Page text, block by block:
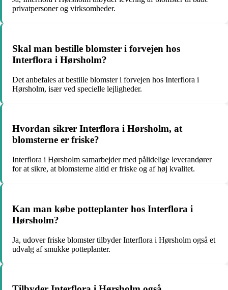
privatpersoner og virksomheder.
Skal man bestille blomster i forvejen hos
Interflora i Hørsholm?
Det anbefales at bestille blomster i forvejen hos Interflora i
Hørsholm, især ved specielle lejligheder.
Hvordan sikrer Interflora i Hørsholm, at
blomsterne er friske?
Interflora i Hørsholm samarbejder med pålidelige leverandører
for at sikre, at blomsterne altid er friske og af høj kvalitet.
Kan man købe potteplanter hos Interflora i
Hørsholm?
Ja, udover friske blomster tilbyder Interflora i Hørsholm også et
udvalg af smukke potteplanter.